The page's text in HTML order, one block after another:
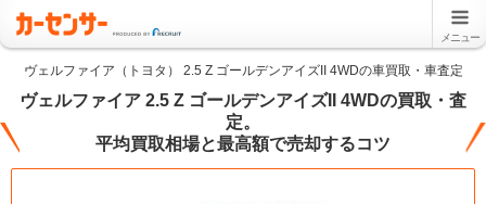
メニュー
ヴェルファイア（トヨタ） 2.5 Z ゴールデンアイズII 4WDの車買取・車査定
ヴェルファイア 2.5 Z ゴールデンアイズII 4WDの買取・査
定。
平均買取相場と最高額で売却するコツ